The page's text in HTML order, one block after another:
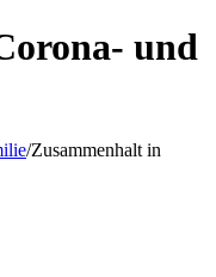
und
/Zusammenhalt in